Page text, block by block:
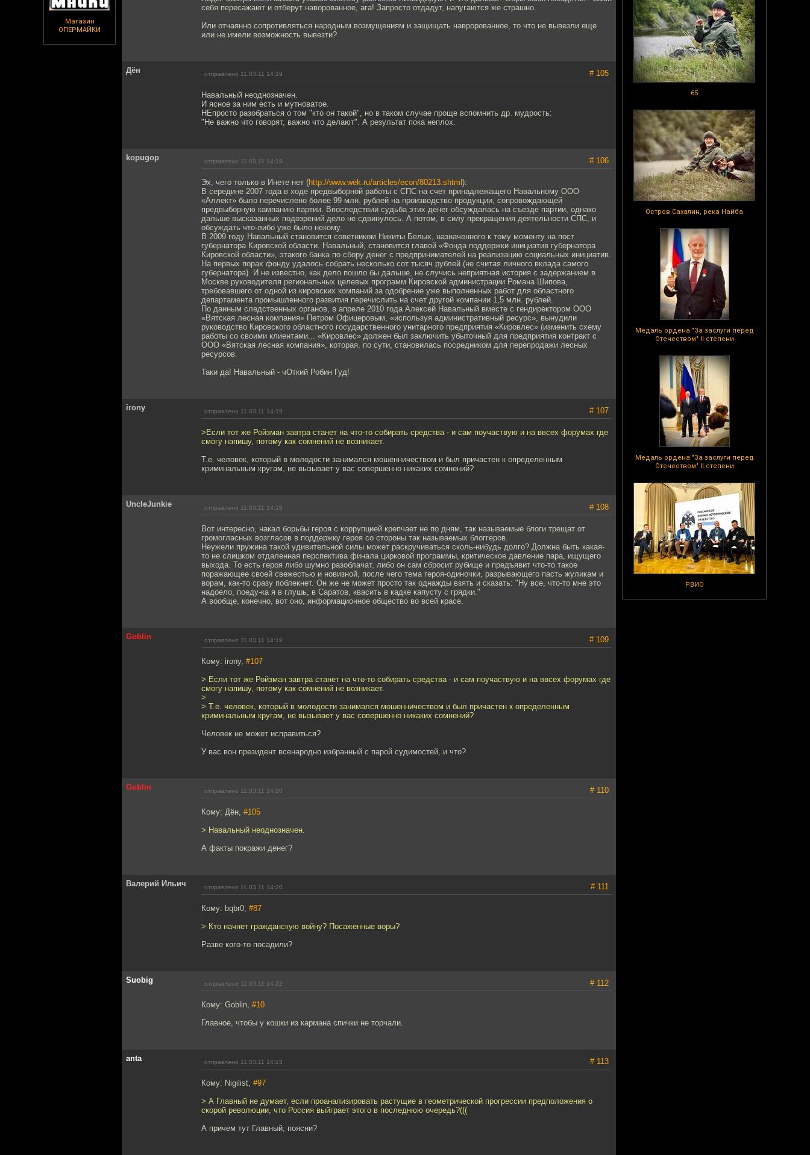
Магазин
ОПЕРМАЙКИ
65
Остров Сахалин, река Найба
Медаль ордена "За заслуги перед
Отечеством" II степени
Медаль ордена "За заслуги перед
Отечеством" II степени
РВИО
себя пересажают и отберут наворованное, ага! Запросто отдадут, напугаются же страшно.
Или отчаянно сопротивляться народным возмущениям и защищать навророванное, то что не вывезли еще
или не имели возможность вывезти?
Дён отправлено 11.03.11 14:19 # 105
Навальный неоднозначен.
И ясное за ним есть и мутноватое.
НЕпросто разобраться о том "кто он такой", но в таком случае проще вспомнить др. мудрость:
"Не важно что говорят, важно что делают". А результат пока неплох.
kopugop отправлено 11.03.11 14:19 # 106
Эх, чего только в Инете нет (http://www.wek.ru/articles/econ/80213.shtml ):
В середине 2007 года в ходе предвыборной работы с СПС на счет принадлежащего Навальному ООО
«Аллект» было перечислено более 99 млн. рублей на производство продукции, сопровождающей
предвыборную кампанию партии. Впоследствии судьба этих денег обсуждалась на съезде партии, однако
дальше высказанных подозрений дело не сдвинулось. А потом, в силу прекращения деятельности СПС, и
обсуждать что-либо уже было некому.
В 2009 году Навальный становится советником Никиты Белых, назначенного к тому моменту на пост
губернатора Кировской области. Навальный, становится главой «Фонда поддержки инициатив губернатора
Кировской области», этакого банка по сбору денег с предпринимателей на реализацию социальных инициатив.
На первых порах фонду удалось собрать несколько сот тысяч рублей (не считая личного вклада самого
губернатора). И не известно, как дело пошло бы дальше, не случись неприятная история с задержанием в
Москве руководителя региональных целевых программ Кировской администрации Романа Шипова,
требовавшего от одной из кировских компаний за одобрение уже выполненных работ для областного
департамента промышленного развития перечислить на счет другой компании 1,5 млн. рублей.
По данным следственных органов, в апреле 2010 года Алексей Навальный вместе с гендиректором ООО
«Вятская лесная компания» Петром Офицеровым, «используя административный ресурс», вынудили
руководство Кировского областного государственного унитарного предприятия «Кировлес» (изменить схему
работы со своими клиентами... «Кировлес» должен был заключить убыточный для предприятия контракт с
ООО «Вятская лесная компания», которая, по сути, становилась посредником для перепродажи лесных
ресурсов.
Таки да! Навальный - чОткий Робин Гуд!
irony отправлено 11.03.11 14:19 # 107
>Если тот же Ройзман завтра станет на что-то собирать средства - и сам поучаствую и на ввсех форумах где
смогу напишу, потому как сомнений не возникает.
Т.е. человек, который в молодости занимался мошенничеством и был причастен к определенным
криминальным кругам, не вызывает у вас совершенно никаких сомнений?
UncleJunkie отправлено 11.03.11 14:19 # 108
Вот интересно, накал борьбы героя с коррупцией крепчает не по дням, так называемые блоги трещат от
громогласных возгласов в поддержку героя со стороны так называемых блоггеров.
Неужели пружина такой удивительной силы может раскручиваться сколь-нибудь долго? Должна быть какая-
то не слишком отдаленная перспектива финала цирковой программы, критическое давление пара, ищущего
выхода. То есть героя либо шумно разоблачат, либо он сам сбросит рубище и предъявит что-то такое
поражающее своей свежестью и новизной, после чего тема героя-одиночки, разрывающего пасть жуликам и
ворам, как-то сразу поблекнет. Он же не может просто так однажды взять и сказать: "Ну все, что-то мне это
надоело, поеду-ка я в глушь, в Саратов, квасить в кадке капусту с грядки."
А вообще, конечно, вот оно, информационное общество во всей красе.
Goblin отправлено 11.03.11 14:19 # 109
Кому: irony, #107
> Если тот же Ройзман завтра станет на что-то собирать средства - и сам поучаствую и на ввсех форумах где
смогу напишу, потому как сомнений не возникает.
>
> Т.е. человек, который в молодости занимался мошенничеством и был причастен к определенным
криминальным кругам, не вызывает у вас совершенно никаких сомнений?
Человек не может исправиться?
У вас вон президент всенародно избранный с парой судимостей, и что?
Goblin отправлено 11.03.11 14:20 # 110
Кому: Дён, #105
> Навальный неоднозначен.
А факты покражи денег?
Валерий Ильич отправлено 11.03.11 14:20 # 111
Кому: bqbr0, #87
> Кто начнет гражданскую войну? Посаженные воры?
Разве кого-то посадили?
Suobig отправлено 11.03.11 14:22 # 112
Кому: Goblin, #10
Главное, чтобы у кошки из кармана спички не торчали.
anta отправлено 11.03.11 14:23 # 113
Кому: Nigilist, #97
> А Главный не думает, если проанализировать растущие в геометрической прогрессии предположения о
скорой революции, что Россия выйграет этого в последнюю очередь?(((
А причем тут Главный, поясни?